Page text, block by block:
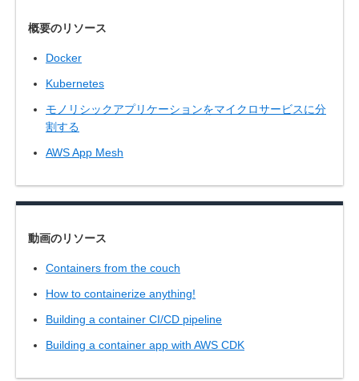
概要のリソース
Docker
Kubernetes
モノリシックアプリケーションをマイクロサービスに分
割する
AWS App Mesh
動画のリソース
Containers from the couch
How to containerize anything!
Building a container CI/CD pipeline
Building a container app with AWS CDK